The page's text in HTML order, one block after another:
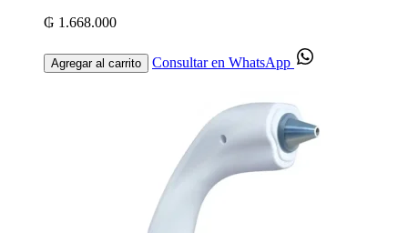
₲ 1.668.000
Agregar al carrito Consultar en WhatsApp